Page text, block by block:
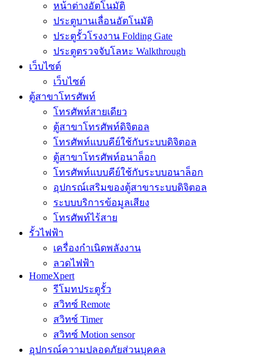
หน้าต่างอัตโนมัติ
ประตูบานเลื่อนอัตโนมัติ
ประตูรั้วโรงงาน Folding Gate
ประตูตรวจจับโลหะ Walkthrough
เว็บไซต์
เว็บไซต์
ตู้สาขาโทรศัพท์
โทรศัพท์สายเดียว
ตู้สาขาโทรศัพท์ดิจิตอล
โทรศัพท์แบบคีย์ใช้กับระบบดิจิตอล
ตู้สาขาโทรศัพท์อนาล็อก
โทรศัพท์แบบคีย์ใช้กับระบบอนาล็อก
อุปกรณ์เสริมของตู้สาขาระบบดิจิตอล
ระบบบริการข้อมูลเสียง
โทรศัพท์ไร้สาย
รั้วไฟฟ้า
เครื่องกำเนิดพลังงาน
ลวดไฟฟ้า
HomeXpert
รีโมทประตูรั้ว
สวิทซ์ Remote
สวิทซ์ Timer
สวิทซ์ Motion sensor
อุปกรณ์ความปลอดภัยส่วนบุคคล